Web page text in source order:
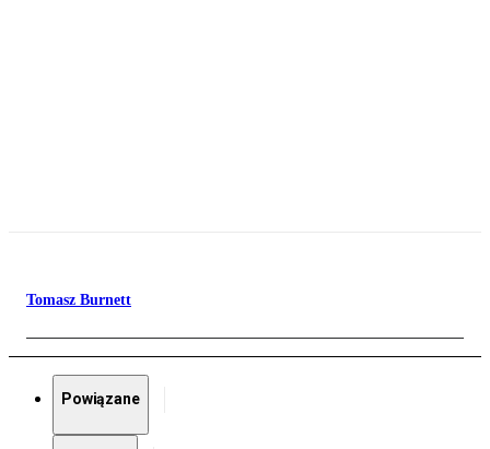
Tomasz Burnett
Powiązane